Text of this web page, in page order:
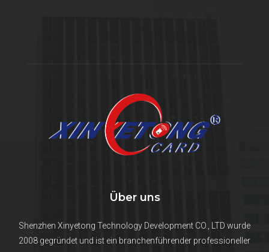
Über uns
Shenzhen Xinyetong Technology Development CO., LTD wurde
2008 gegründet und ist ein branchenführender professioneller